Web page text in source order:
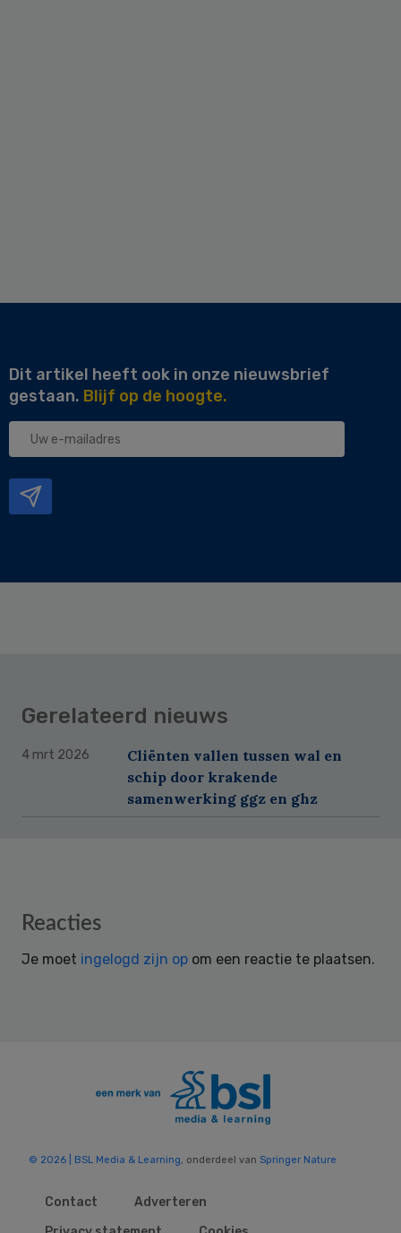
Dit artikel heeft ook in onze nieuwsbrief
gestaan. Blijf op de hoogte.
Uw
Gerelateerd nieuws
4 mrt 2026
Cliënten vallen tussen wal en
schip door krakende
samenwerking ggz en ghz
Reader
Reacties
Je moet ingelogd zijn op om een reactie te plaatsen.
© 2026 | BSL Media & Learning, onderdeel van Springer Nature
Contact
Adverteren